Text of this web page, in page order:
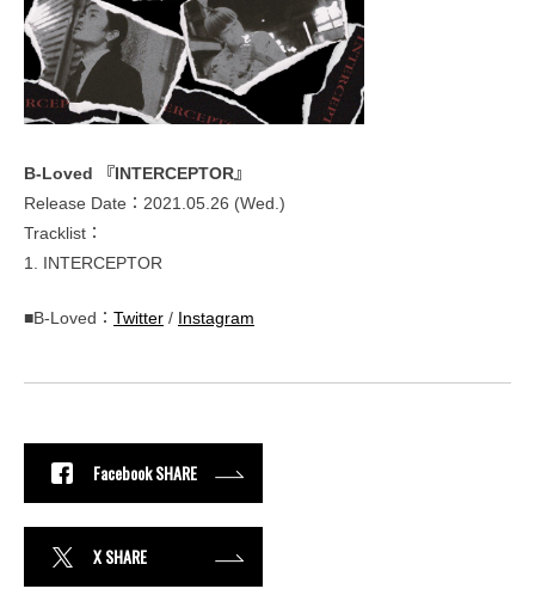
B-Loved 『INTERCEPTOR』
Release Date：2021.05.26 (Wed.)
Tracklist：
1. INTERCEPTOR
■B-Loved： Twitter / Instagram
Facebook SHARE
X SHARE